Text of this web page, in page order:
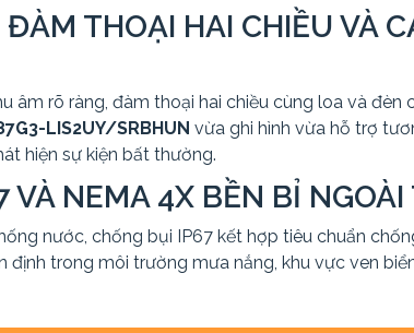
ĐÀM THOẠI HAI CHIỀU VÀ
âm rõ ràng, đàm thoại hai chiều cùng loa và đèn
LIS2UY/SRBHUN vừa ghi hình vừa hỗ trợ
hiện sự kiện bất thường.
VÀ NEMA 4X BỀN BỈ NGOÀI
nước, chống bụi IP67 kết hợp tiêu chuẩn
định trong môi trường mưa nắng, khu vực ven